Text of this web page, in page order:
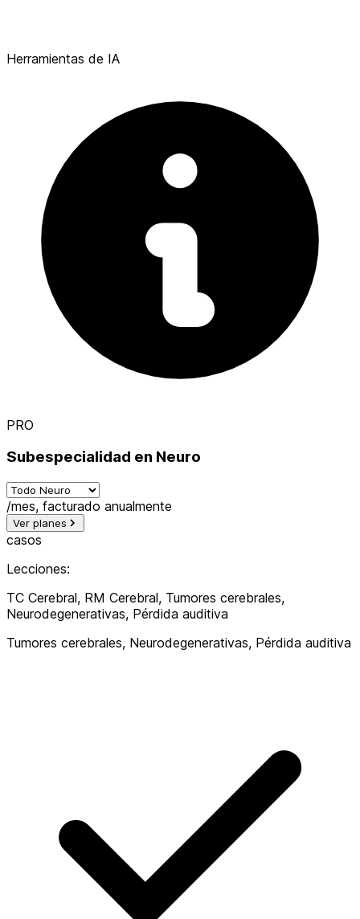
Herramientas de IA
PRO
Subespecialidad en Neuro
Variante de subespecialidad
/mes, facturado anualmente
Ver planes
casos
Lecciones:
TC Cerebral, RM Cerebral, Tumores cerebrales,
Neurodegenerativas, Pérdida auditiva
Tumores cerebrales, Neurodegenerativas, Pérdida auditiva